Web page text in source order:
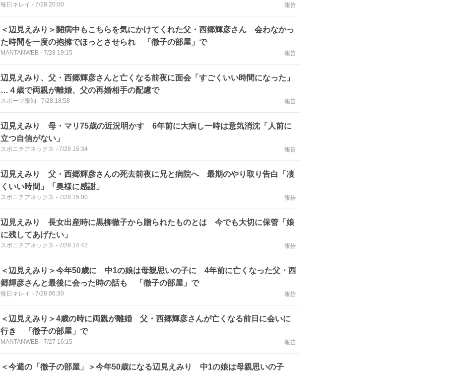
毎日キレイ - 7/28 20:00 報告
＜辺見えみり＞闘病中もこちらを気にかけてくれた父・西郷輝彦さん 会わなかっ
た時間を一度の抱擁でほっとさせられ 「徹子の部屋」で
MANTANWEB - 7/28 19:15 報告
辺見えみり、父・西郷輝彦さんと亡くなる前夜に面会「すごくいい時間になった」
…４歳で両親が離婚、父の再婚相手の配慮で
スポーツ報知 - 7/28 18:58 報告
辺見えみり 母・マリ75歳の近況明かす 6年前に大病し一時は意気消沈「人前に
立つ自信がない」
スポニチアネックス - 7/28 15:34 報告
辺見えみり 父・西郷輝彦さんの死去前夜に兄と病院へ 最期のやり取り告白「凄
くいい時間」「奥様に感謝」
スポニチアネックス - 7/28 15:00 報告
辺見えみり 長女出産時に黒柳徹子から贈られたものとは 今でも大切に保管「娘
に残してあげたい」
スポニチアネックス - 7/28 14:42 報告
＜辺見えみり＞今年50歳に 中1の娘は母親思いの子に 4年前に亡くなった父・西
郷輝彦さんと最後に会った時の話も 「徹子の部屋」で
毎日キレイ - 7/28 06:30 報告
＜辺見えみり＞4歳の時に両親が離婚 父・西郷輝彦さんが亡くなる前日に会いに
行き 「徹子の部屋」で
MANTANWEB - 7/27 16:15 報告
＜今週の「徹子の部屋」＞今年50歳になる辺見えみり 中1の娘は母親思いの子